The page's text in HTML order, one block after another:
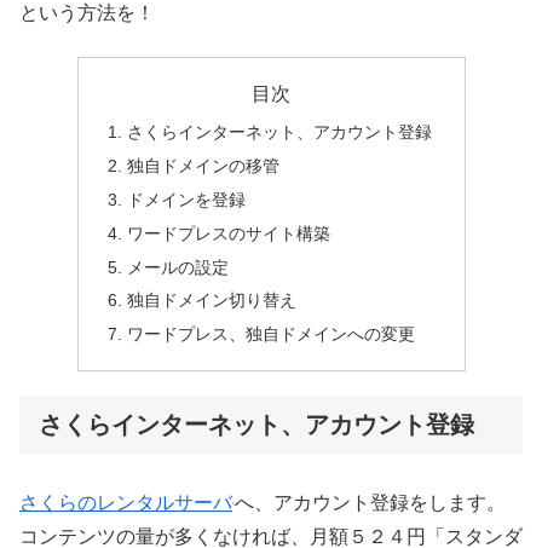
という方法を！
目次
さくらインターネット、アカウント登録
独自ドメインの移管
ドメインを登録
ワードプレスのサイト構築
メールの設定
独自ドメイン切り替え
ワードプレス、独自ドメインへの変更
さくらインターネット、アカウント登録
さくらのレンタルサーバへ、アカウント登録をします。
コンテンツの量が多くなければ、月額５２４円「スタンダ